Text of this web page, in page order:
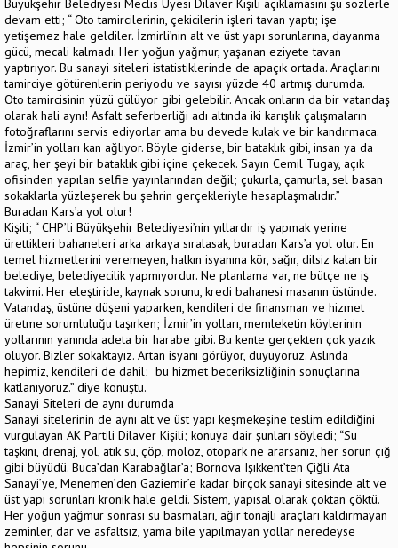
Büyükşehir Belediyesi Meclis Üyesi Dilaver Kişili açıklamasını şu sözlerle
devam etti; “ Oto tamircilerinin, çekicilerin işleri tavan yaptı; işe
yetişemez hale geldiler. İzmirli’nin alt ve üst yapı sorunlarına, dayanma
gücü, mecali kalmadı. Her yoğun yağmur, yaşanan eziyete tavan
yaptırıyor. Bu sanayi siteleri istatistiklerinde de apaçık ortada. Araçlarını
tamirciye götürenlerin periyodu ve sayısı yüzde 40 artmış durumda.
Oto tamircisinin yüzü gülüyor gibi gelebilir. Ancak onların da bir vatandaş
olarak hali aynı! Asfalt seferberliği adı altında iki karışlık çalışmaların
fotoğraflarını servis ediyorlar ama bu devede kulak ve bir kandırmaca.
İzmir’in yolları kan ağlıyor. Böyle giderse, bir bataklık gibi, insan ya da
araç, her şeyi bir bataklık gibi içine çekecek. Sayın Cemil Tugay, açık
ofisinden yapılan selfie yayınlarından değil; çukurla, çamurla, sel basan
sokaklarla yüzleşerek bu şehrin gerçekleriyle hesaplaşmalıdır.”
Buradan Kars’a yol olur!
Kişili; “ CHP’li Büyükşehir Belediyesi’nin yıllardır iş yapmak yerine
ürettikleri bahaneleri arka arkaya sıralasak, buradan Kars’a yol olur. En
temel hizmetlerini veremeyen, halkın isyanına kör, sağır, dilsiz kalan bir
belediye, belediyecilik yapmıyordur. Ne planlama var, ne bütçe ne iş
takvimi. Her eleştiride, kaynak sorunu, kredi bahanesi masanın üstünde.
Vatandaş, üstüne düşeni yaparken, kendileri de finansman ve hizmet
üretme sorumluluğu taşırken; İzmir’in yolları, memleketin köylerinin
yollarının yanında adeta bir harabe gibi. Bu kente gerçekten çok yazık
oluyor. Bizler sokaktayız. Artan isyanı görüyor, duyuyoruz. Aslında
hepimiz, kendileri de dahil; bu hizmet beceriksizliğinin sonuçlarına
katlanıyoruz.” diye konuştu.
Sanayi Siteleri de aynı durumda
Sanayi sitelerinin de aynı alt ve üst yapı keşmekeşine teslim edildiğini
vurgulayan AK Partili Dilaver Kişili; konuya dair şunları söyledi; “Su
taşkını, drenaj, yol, atık su, çöp, moloz, otopark ne ararsanız, her sorun çığ
gibi büyüdü. Buca’dan Karabağlar’a; Bornova Işıkkent’ten Çiğli Ata
Sanayi’ye, Menemen’den Gaziemir’e kadar birçok sanayi sitesinde alt ve
üst yapı sorunları kronik hale geldi. Sistem, yapısal olarak çoktan çöktü.
Her yoğun yağmur sonrası su basmaları, ağır tonajlı araçları kaldırmayan
zeminler, dar ve asfaltsız, yama bile yapılmayan yollar neredeyse